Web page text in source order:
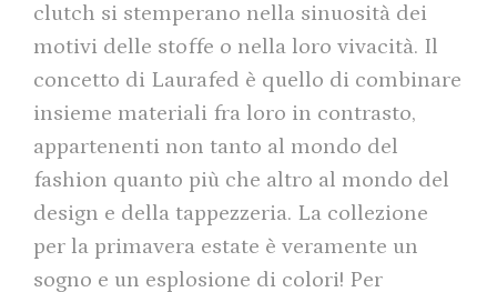
clutch si stemperano nella sinuosità dei
motivi delle stoffe o nella loro vivacità. Il
concetto di Laurafed è quello di combinare
insieme materiali fra loro in contrasto,
appartenenti non tanto al mondo del
fashion quanto più che altro al mondo del
design e della tappezzeria. La collezione
per la primavera estate è veramente un
sogno e un esplosione di colori! Per